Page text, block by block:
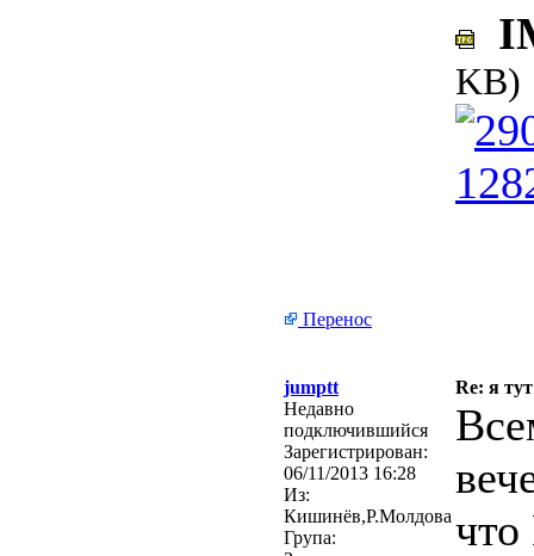
KB)
Перенос
jumptt
Re: я
Недавно
подключившийся
Зарегистрирован:
06/11/2013 16:28
Из:
Кишинёв,Р.Молдова
Група:
что